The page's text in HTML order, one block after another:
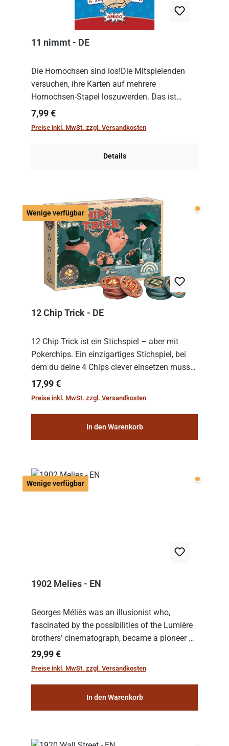
11 nimmt - DE
Die Hornochsen sind los!Die Mitspielenden
versuchen, ihre Karten auf mehrere
Hornochsen-Stapel loszuwerden. Das ist
kniffliger als gedacht, denn die Differenz
zwischen ausgespielter Karte und der
Regulärer Preis:
7,99 €
Preise inkl. MwSt. zzgl. Versandkosten
Details
Wenige verfügbar Wenige
12 Chip Trick - DE
12 Chip Trick ist ein Stichspiel – aber mit
Pokerchips. Ein einzigartiges Stichspiel, bei
dem du deine 4 Chips clever einsetzen musst.
Wer die Chips mit dem höchsten Gesamtwert
hat, gewinnt die Runde. Aber Vorsicht: D...
Regulärer Preis:
17,99 €
Preise inkl. MwSt. zzgl. Versandkosten
In den Warenkorb
Wenige verfügbar Wenige
1902 Melies - EN
Georges Méliès was an illusionist who,
fascinated by the possibilities of the Lumière
brothers’ cinematograph, became a pioneer of
cinema. In 1902, he filmed his most famous
work: “Le Voyage dans la Lune” (“A Trip to...
Regulärer Preis:
29,99 €
Preise inkl. MwSt. zzgl. Versandkosten
In den Warenkorb